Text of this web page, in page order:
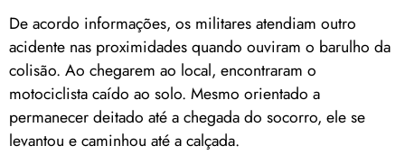
De acordo informações, os militares atendiam outro
acidente nas proximidades quando ouviram o barulho da
colisão. Ao chegarem ao local, encontraram o
motociclista caído ao solo. Mesmo orientado a
permanecer deitado até a chegada do socorro, ele se
levantou e caminhou até a calçada.